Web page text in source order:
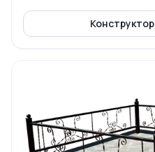
Конструктор